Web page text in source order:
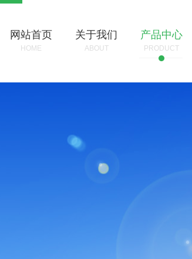
网站首页
HOME
关于我们
ABOUT
产品中心
PRODUCT